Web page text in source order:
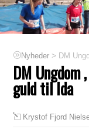
Nyheder > DM
DM
guld til Ida
Krystof Fjord